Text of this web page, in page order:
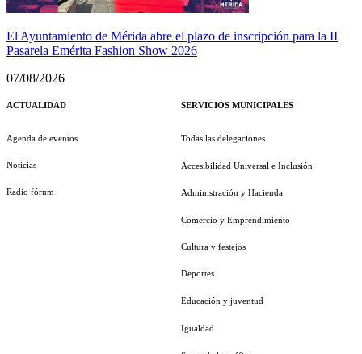
El Ayuntamiento de Mérida abre el plazo de inscripción para la II
Pasarela Emérita Fashion Show 2026
07/08/2026
ACTUALIDAD
Agenda de eventos
Noticias
Radio fórum
SERVICIOS MUNICIPALES
Todas las delegaciones
Accesibilidad Universal e Inclusión
Administración y Hacienda
Comercio y Emprendimiento
Cultura y festejos
Deportes
Educación y juventud
Igualdad